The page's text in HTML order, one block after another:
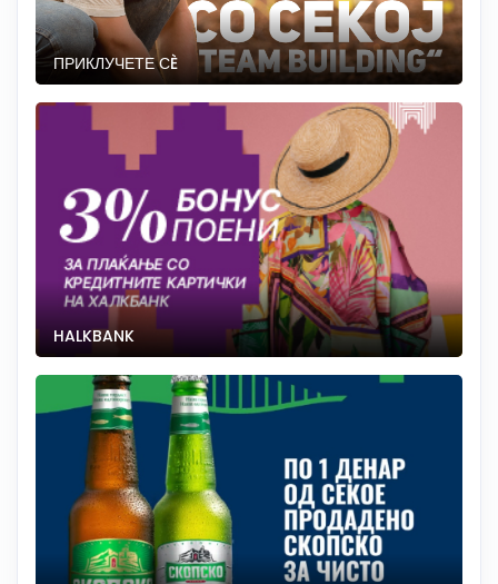
ПРИКЛУЧЕТЕ СÈ
HALKBANK